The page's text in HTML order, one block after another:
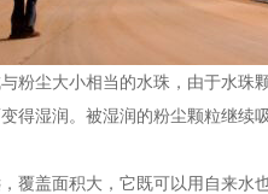
尘大小相当的水珠，由于水珠
得湿润。被湿润的粉尘颗粒继续
盖面积大，它既可以用自来水